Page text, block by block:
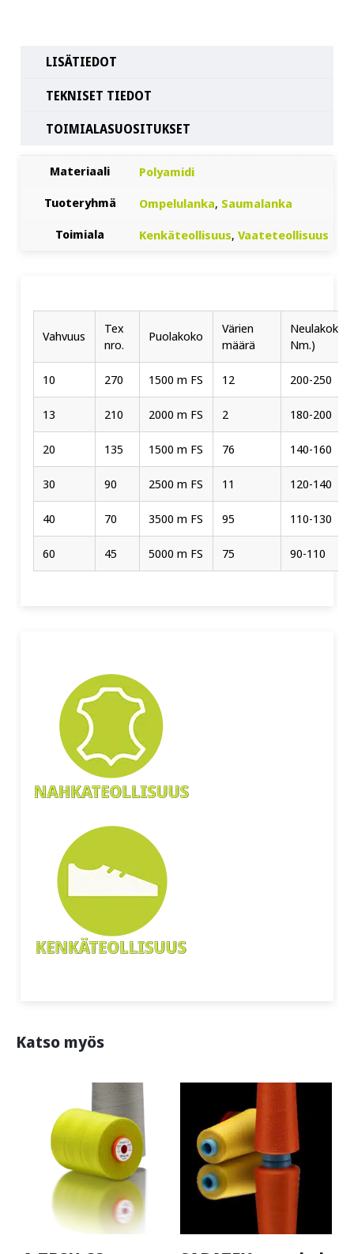
LISÄTIEDOT
TEKNISET TIEDOT
TOIMIALASUOSITUKSET
Materiaali
Polyamidi
Tuoteryhmä
Ompelulanka, Saumalanka
Toimiala
Kenkäteollisuus, Vaateteollisuus
Vahvuus
Tex
nro.
Puolakoko
Värien
määrä
Neulakoko
Nm.)
10 270 1500 m FS 12 200-250
13 210 2000 m FS 2 180-200
20 135 1500 m FS 76 140-160
30 90 2500 m FS 11 120-140
40 70 3500 m FS 95 110-130
60 45 5000 m FS 75 90-110
Katso myös